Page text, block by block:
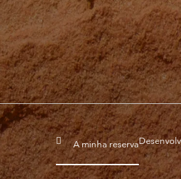
A minha reserva